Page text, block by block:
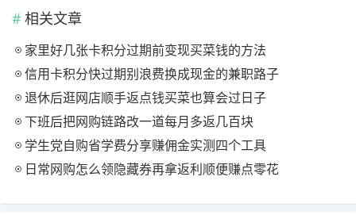
相关文章
家里好几张卡积分过期前变现买菜钱的方法
信用卡积分快过期别浪费换成现金的兼职路子
退休后逛网店顺手返点钱买菜也算会过日子
下班后把网购链路改一道每月多返几百块
学生党自购省学费分享赚佣金实测四个工具
日常网购怎么领隐藏券再拿返利顺便赚点零花